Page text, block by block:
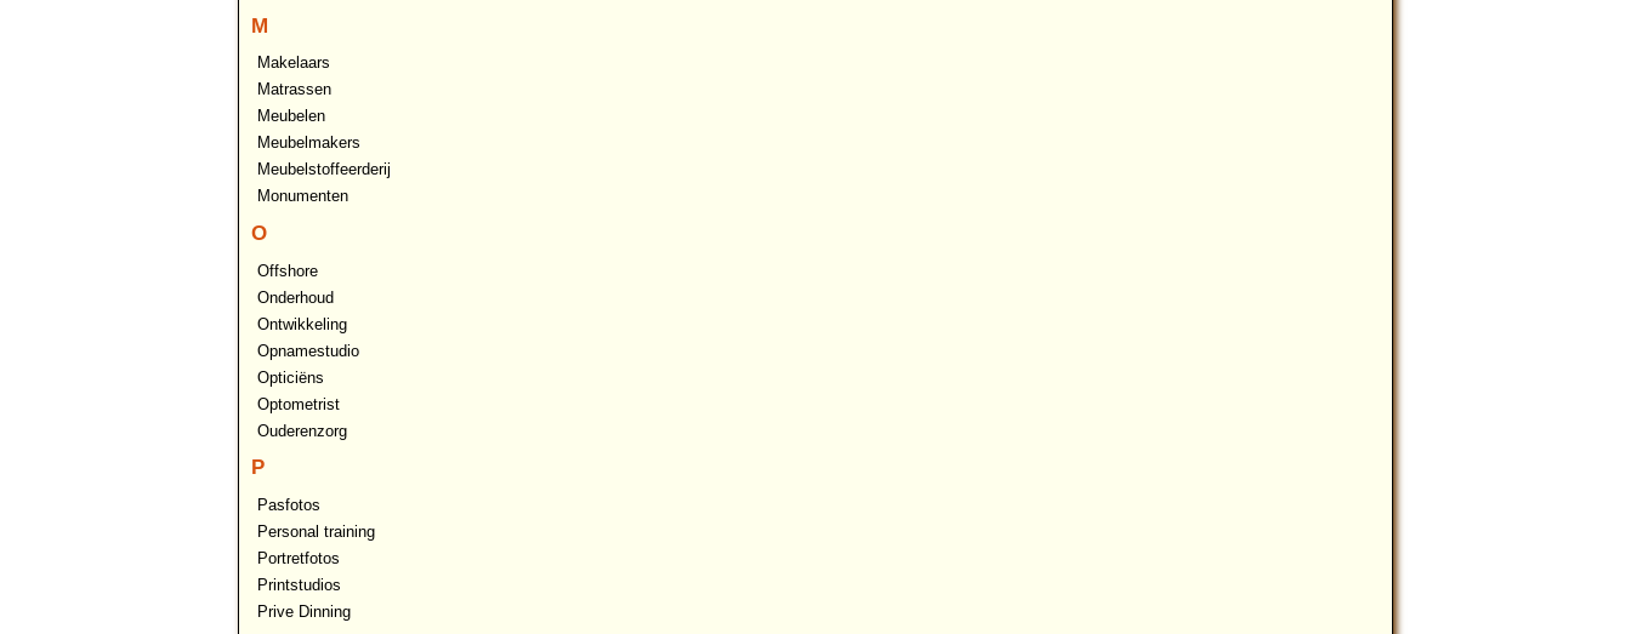
M
Makelaars
Matrassen
Meubelen
Meubelmakers
Meubelstoffeerderij
Monumenten
O
Offshore
Onderhoud
Ontwikkeling
Opnamestudio
Opticiëns
Optometrist
Ouderenzorg
P
Pasfotos
Personal training
Portretfotos
Printstudios
Prive Dinning